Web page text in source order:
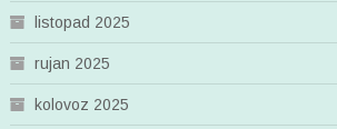
listopad 2025
rujan 2025
kolovoz 2025